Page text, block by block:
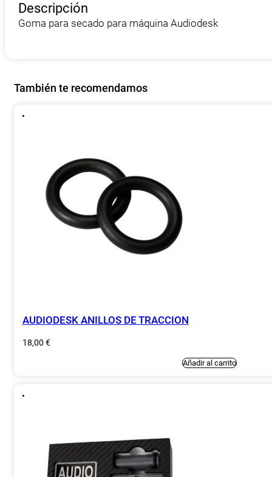
Descripción
Goma para secado para máquina Audiodesk
También te recomendamos
AUDIODESK ANILLOS DE TRACCION
18,00 €
Añadir al carrito